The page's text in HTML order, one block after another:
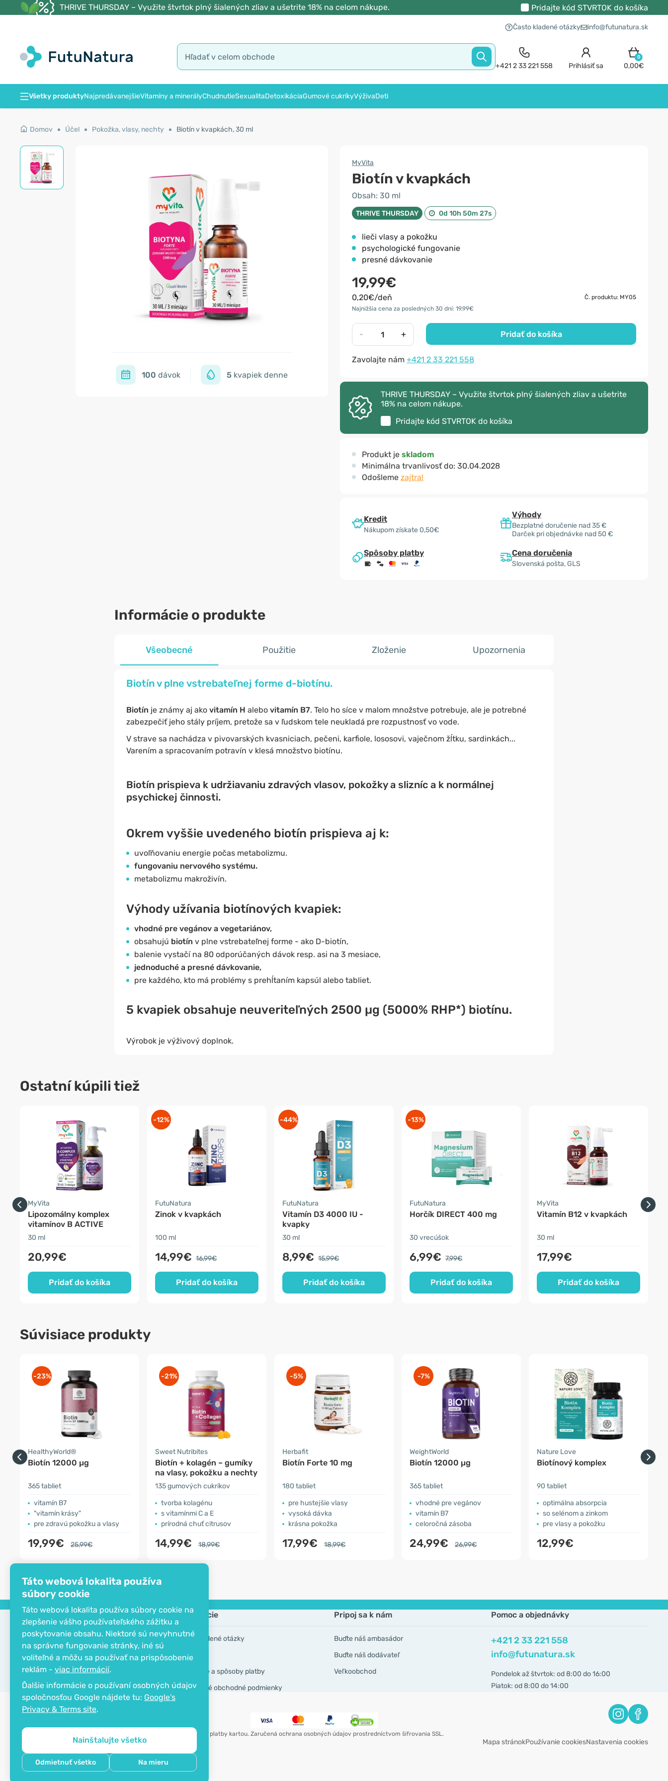
Táto webová lokalita používa
súbory cookie
Táto webová lokalita používa súbory cookie na
zlepšenie vášho používateľského zážitku a
poskytovanie obsahu. Niektoré sú nevyhnutné
na správne fungovanie stránky, iné sú
voliteľné a môžu sa používať na prispôsobenie
reklám - viac informácií.
Ďalšie informácie o používaní osobných údajov
spoločnosťou Google nájdete tu: Google’s
Privacy & Terms site.
Nainštalujte všetko
Odmietnuť všetko Na mieru
THRIVE THURSDAY – Využite štvrtok plný šialených zliav a ušetrite 18% na celom nákupe. Pridajte kód STVRTOKdo košíka
Často kladené otázky info@futunatura.sk
+421 2 33 221 558 Prihlásiť sa
0
0,00€
Všetky produktyNajpredávanejšieVitamíny a minerályChudnutieSexualitaDetoxikáciaGumové cukríkyVýživaDeti
Domov Účel Pokožka, vlasy, nechty Biotín v kvapkách, 30 ml
100 dávok 5 kvapiek denne
MyVita
Biotín v kvapkách
Obsah: 30 ml
THRIVE THURSDAY 0d 10h 50m 27s
lieči vlasy a pokožku
psychologické fungovanie
presné dávkovanie
19,99€
0,20€/deň
Č. produktu: MY05
Najnižšia cena za posledných 30 dní: 19,99€
- + Pridať do košíka
Zavolajte nám +421 2 33 221 558
THRIVE THURSDAY – Využite štvrtok plný šialených zliav a ušetrite
18% na celom nákupe.
Pridajte kód STVRTOK do košíka
Produkt je skladom
Minimálna trvanlivosť do: 30.04.2028
Odošleme zajtra!
Kredit
Nákupom získate 0,50€
Výhody
Bezplatné doručenie nad 35 €
Darček pri objednávke nad 50 €
Spôsoby platby Cena doručenia
Slovenská pošta, GLS
Informácie o produkte
Všeobecné Použitie Zloženie Upozornenia
Biotín v plne vstrebateľnej forme d-biotínu.
Biotín je známy aj akovitamín H alebo vitamín B7. Telo ho síce v malom množstve potrebuje, ale je potrebné
zabezpečiť jeho stály príjem, pretože sa v ľudskom tele neukladá pre rozpustnosť vo vode.
V strave sa nachádza v pivovarských kvasniciach, pečeni, karfiole, lososovi, vaječnom žĺtku, sardinkách...
Varením a spracovaním potravín v klesá množstvo biotínu.
Biotín prispieva k udržiavaniu zdravých vlasov, pokožkya slizníc a k normálnej
psychickej činnosti.
Okrem vyššie uvedeného biotín prispieva aj k:
uvoľňovaniu energie počas metabolizmu.
fungovaniu nervového systému.
metabolizmu makroživín.
Výhody užívania biotínových kvapiek:
vhodné pre vegánov a vegetariánov,
obsahujú biotín v plne vstrebateľnej forme - ako D-biotín,
balenie vystačí na 80 odporúčaných dávok resp. asi na 3 mesiace,
jednoduché a presné dávkovanie,
pre každého, kto má problémy s prehĺtaním kapsúl alebo tabliet.
5 kvapiek obsahuje neuveriteľných 2500 µg (5000% RHP*) biotínu.
Výrobok je výživový doplnok.
Ostatní kúpili tiež
MyVita
Lipozomálny komplex
vitamínov B ACTIVE
30 ml
20,99€
Pridať do košíka
-12%
FutuNatura
Zinok v kvapkách
100 ml
14,99€ 16,99€
Pridať do košíka
-44%
FutuNatura
Vitamín D3 4000 IU -
kvapky
30 ml
8,99€ 15,99€
Pridať do košíka
-13%
FutuNatura
Horčík DIRECT 400 mg
30 vrecúšok
6,99€ 7,99€
Pridať do košíka
MyVita
Vitamín B12 v kvapkách
30 ml
17,99€
Pridať do košíka
Súvisiace produkty
-23%
HealthyWorld®
Biotín 12000 µg
365 tabliet
vitamín B7
"vitamín krásy"
pre zdravú pokožku a vlasy
19,99€ 25,99€
-21%
Sweet Nutribites
Biotín + kolagén – gumíky
na vlasy, pokožku a nechty
135 gumových cukríkov
tvorba kolagénu
s vitamínmi C a E
prírodná chuť citrusov
14,99€ 18,99€
-5%
Herbafit
Biotín Forte 10 mg
180 tabliet
pre hustejšie vlasy
vysoká dávka
krásna pokožka
17,99€ 18,99€
-7%
WeightWorld
Biotín 12000 µg
365 tabliet
vhodné pre vegánov
vitamín B7
celoročná zásoba
24,99€ 26,99€
Nature Love
Biotínový komplex
90 tabliet
optimálna absorpcia
so selénom a zinkom
pre vlasy a pokožku
12,99€
Spoločnosť
EKO certifikát
Kontakt
O spoločnosti
Informácie
Často kladené otázky
Značky
Doručenie a spôsoby platby
Všeobecné obchodné podmienky
Pripoj sa k nám
Buďte náš ambasádor
Buďte náš dodávateľ
Veľkoobchod
Pomoc a objednávky
+421 2 33 221 558
info@futunatura.sk
Pondelok až štvrtok: od 8:00 do 16:00
Piatok: od 8:00 do 14:00
Možnosť platby kartou. Zaručená ochrana osobných údajov prostredníctvom šifrovania SSL.
Copyright © 2012 - 2026   |   Be Healthy Group d.o.o. Mapa stránokPoužívanie cookiesNastavenia cookies